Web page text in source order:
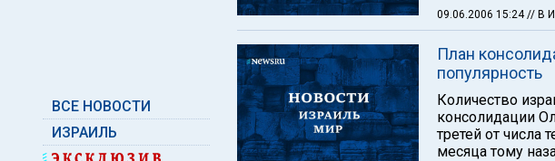
ВСЕ НОВОСТИ
ИЗРАИЛЬ
09.06.2006 15:24// В
План
популярность
Количество
консолидации
третей от числа
месяца тому